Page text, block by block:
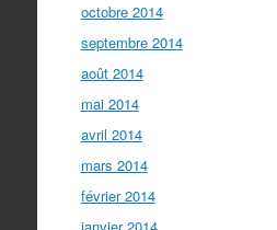
octobre 2014
septembre 2014
août 2014
mai 2014
avril 2014
mars 2014
février 2014